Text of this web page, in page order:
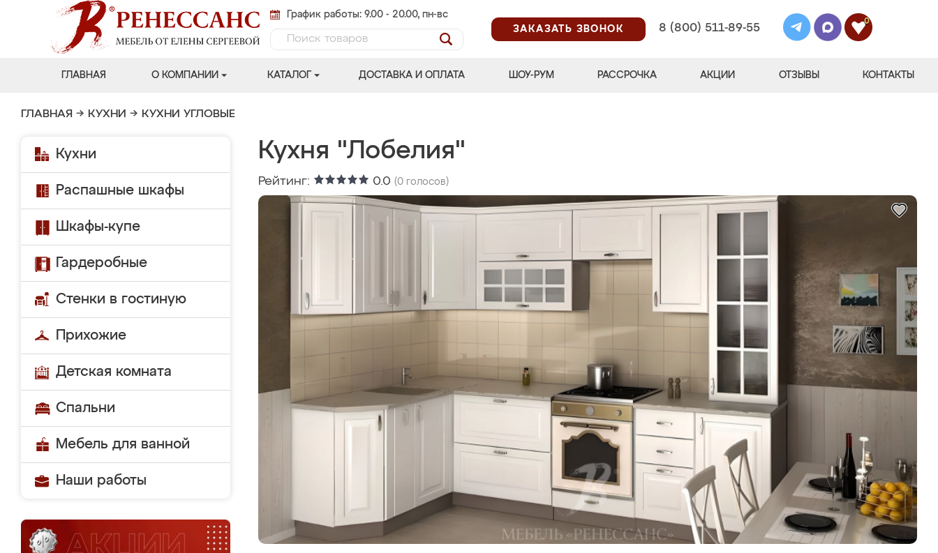
График работы: 9.00 - 20.00, пн-вс
ЗАКАЗАТЬ ЗВОНОК
8 (800) 511-89-55
0
ГЛАВНАЯ О КОМПАНИИ КАТАЛОГ ДОСТАВКА И ОПЛАТА ШОУ-РУМ РАССРОЧКА АКЦИИ ОТЗЫВЫ КОНТАКТЫ
ГЛАВНАЯ → КУХНИ → КУХНИ УГЛОВЫЕ
Кухни
Распашные шкафы
Шкафы-купе
Гардеробные
Стенки в гостиную
Прихожие
Детская комната
Спальни
Мебель для ванной
Наши работы
Кухня "Лобелия"
Рейтинг: 0.0 (0 голосов)